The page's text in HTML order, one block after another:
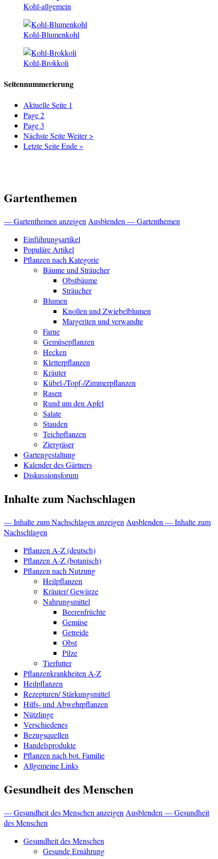
Kohl-allgemein
Kohl-Blumenkohl
Kohl-Brokkoli
Seitennummerierung
Aktuelle Seite 1
Page2
Page3
Nächste SeiteWeiter >
Letzte SeiteEnde »
Gartenthemen
— Gartenthemen anzeigen Ausblenden — Gartenthemen
Einführungsartikel
Populäre Artikel
Pflanzen nach Kategorie
Bäume und Sträucher
Obstbäume
Sträucher
Blumen
Knollen und Zwiebelblumen
Margeriten und verwandte
Farne
Gemüsepflanzen
Hecken
Kletterpflanzen
Kräuter
Kübel-/Topf-/Zimmerpflanzen
Rasen
Rund um den Apfel
Salate
Stauden
Teichpflanzen
Ziergräser
Gartengestaltung
Kalender des Gärtners
Diskussionsforum
Inhalte zum Nachschlagen
— Inhalte zum Nachschlagen anzeigen Ausblenden — Inhalte zum
Nachschlagen
Pflanzen A-Z (deutsch)
Pflanzen A-Z (botanisch)
Pflanzen nach Nutzung
Heilpflanzen
Kräuter/ Gewürze
Nahrungsmittel
Beerenfrüchte
Gemüse
Getreide
Obst
Pilze
Tierfutter
Pflanzenkrankheiten A-Z
Heilpflanzen
Rezepturen/ Stärkungsmittel
Hilfs- und Abwehrpflanzen
Nützlinge
Verschiedenes
Bezugsquellen
Handelsprodukte
Pflanzen nach bot. Familie
Allgemeine Links
Gesundheit des Menschen
— Gesundheit des Menschen anzeigen Ausblenden — Gesundheit
des Menschen
Gesundheit des Menschen
Gesunde Ernährung